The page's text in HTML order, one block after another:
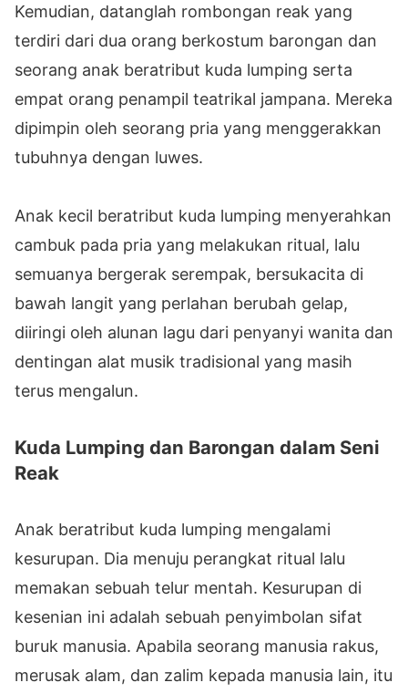
Kemudian, datanglah rombongan reak yang
terdiri dari dua orang berkostum barongan dan
seorang anak beratribut kuda lumping serta
empat orang penampil teatrikal jampana. Mereka
dipimpin oleh seorang pria yang menggerakkan
tubuhnya dengan luwes.
Anak kecil beratribut kuda lumping menyerahkan
cambuk pada pria yang melakukan ritual, lalu
semuanya bergerak serempak, bersukacita di
bawah langit yang perlahan berubah gelap,
diiringi oleh alunan lagu dari penyanyi wanita dan
dentingan alat musik tradisional yang masih
terus mengalun.
Kuda Lumping dan Barongan dalam Seni
Reak
Anak beratribut kuda lumping mengalami
kesurupan. Dia menuju perangkat ritual lalu
memakan sebuah telur mentah. Kesurupan di
kesenian ini adalah sebuah penyimbolan sifat
buruk manusia. Apabila seorang manusia rakus,
merusak alam, dan zalim kepada manusia lain, itu